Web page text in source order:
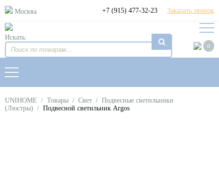
Москва +7 (915) 477-32-23 Заказать звонок
Искать:
0
UNIHOME / Товары / Свет / Подвесные светильники
(Люстры) / Подвесной светильник Argos